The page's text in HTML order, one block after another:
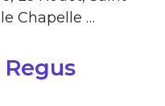
Chapelle …